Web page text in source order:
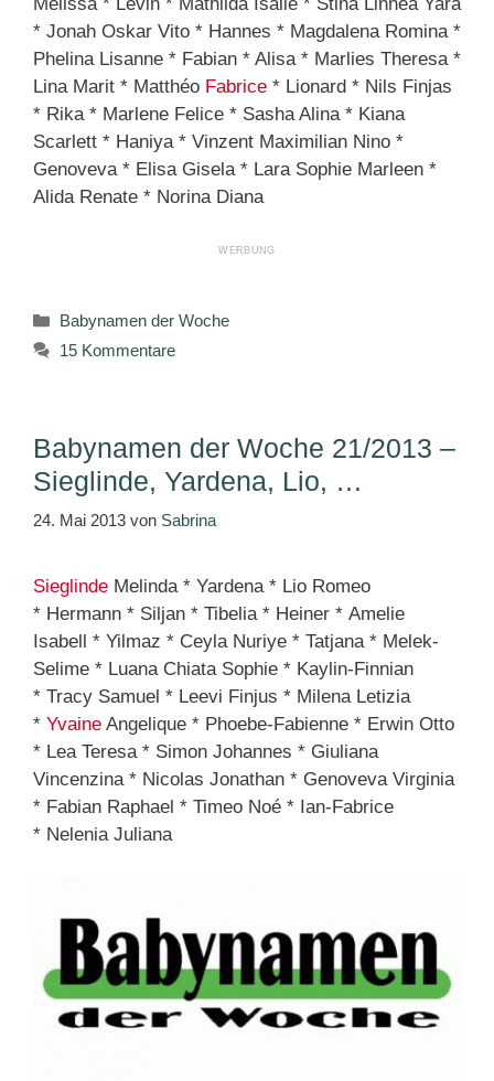
Melissa * Levin * Mathilda Isalie * Stina Linnea Yara
* Jonah Oskar Vito * Hannes * Magdalena Romina *
Phelina Lisanne * Fabian * Alisa * Marlies Theresa *
Lina Marit * Matthéo Fabrice * Lionard * Nils Finjas
* Rika * Marlene Felice * Sasha Alina * Kiana
Scarlett * Haniya * Vinzent Maximilian Nino *
Genoveva * Elisa Gisela * Lara Sophie Marleen *
Alida Renate * Norina Diana
Kategorien
Babynamen der Woche
15 Kommentare
Babynamen der Woche 21/2013 –
Sieglinde, Yardena, Lio, …
24. Mai 2013 von Sabrina
Sieglinde Melinda * Yardena * Lio Romeo
* Hermann * Siljan * Tibelia * Heiner * Amelie
Isabell * Yilmaz * Ceyla Nuriye * Tatjana * Melek-
Selime * Luana Chiata Sophie * Kaylin-Finnian
* Tracy Samuel * Leevi Finjus * Milena Letizia
* Yvaine Angelique * Phoebe-Fabienne * Erwin Otto
* Lea Teresa * Simon Johannes * Giuliana
Vincenzina * Nicolas Jonathan * Genoveva Virginia
* Fabian Raphael * Timeo Noé * Ian-Fabrice
* Nelenia Juliana